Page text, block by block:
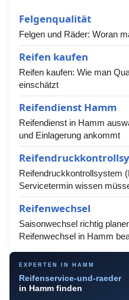
Felgenqualität
Felgen und Räder: Woran
Reifen kaufen
Reifen kaufen: Wie man
einschätzt
Reifendienst Hamm
Reifendienst in Hamm
und Einlagerung ankommt
Reifendruckkontrollsystem
Servicetermin wissen
Reifenwechsel
Saisonwechsel richtig
Reifenwechsel in Hamm
EXPERTEN IN HAMM
Reifenservice-und-raeder
in Hamm finden